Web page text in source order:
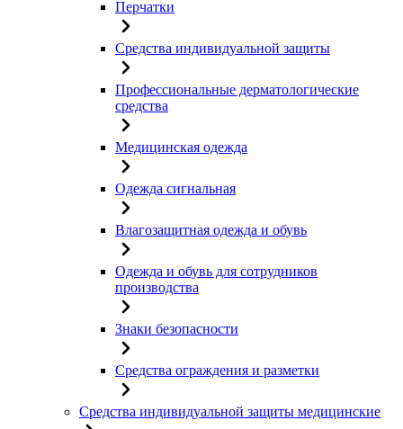
Перчатки
Средства индивидуальной защиты
Профессиональные дерматологические
средства
Медицинская одежда
Одежда сигнальная
Влагозащитная одежда и обувь
Одежда и обувь для сотрудников
производства
Знаки безопасности
Средства ограждения и разметки
Средства индивидуальной защиты медицинские